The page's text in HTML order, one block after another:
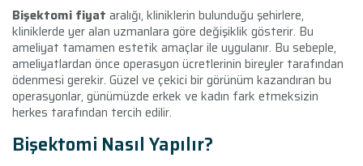
Bişektomi fiyat aralığı, kliniklerin bulunduğu şehirlere,
kliniklerde yer alan uzmanlara göre değişiklik gösterir. Bu
ameliyat tamamen estetik amaçlar ile uygulanır. Bu sebeple,
ameliyatlardan önce operasyon ücretlerinin bireyler tarafından
ödenmesi gerekir. Güzel ve çekici bir görünüm kazandıran bu
operasyonlar, günümüzde erkek ve kadın fark etmeksizin
herkes tarafından tercih edilir.
Bişektomi Nasıl Yapılır?